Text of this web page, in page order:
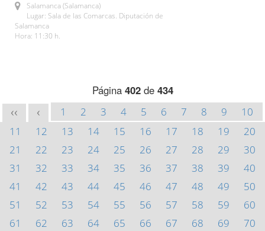
Salamanca (Salamanca)
Lugar: Sala de las Comarcas. Diputación de
Salamanca
Hora: 11:30 h.
Página 402de 434
<< < 1 2 3 4 5 6 7 8 9
10
11
12 13 14 15 16 17 18 19
20
21
22 23 24 25 26 27 28 29
30
31
32 33 34 35 36 37 38 39
40
41
42 43 44 45 46 47 48 49
50
51
52 53 54 55 56 57 58 59
60
61
62 63 64 65 66 67 68 69
70